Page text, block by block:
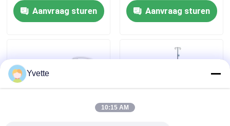
Nieuws
het bed van de het ziekenhuislevering
Aanvraag sturen
Aanvraag sturen
Yvette
10:15 AM